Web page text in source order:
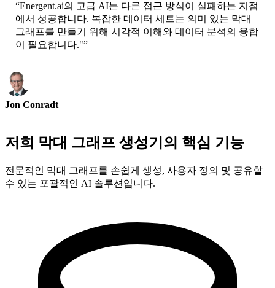
“Energent.ai의 고급 AI는 다른 접근 방식이 실패하는 지점
에서 성공합니다. 복잡한 데이터 세트는 의미 있는 막대
그래프를 만들기 위해 시각적 이해와 데이터 분석의 융합
이 필요합니다."”
Jon Conradt
저희 막대 그래프 생성기의 핵심 기능
전문적인 막대 그래프를 손쉽게 생성, 사용자 정의 및 공유할
수 있는 포괄적인 AI 솔루션입니다.